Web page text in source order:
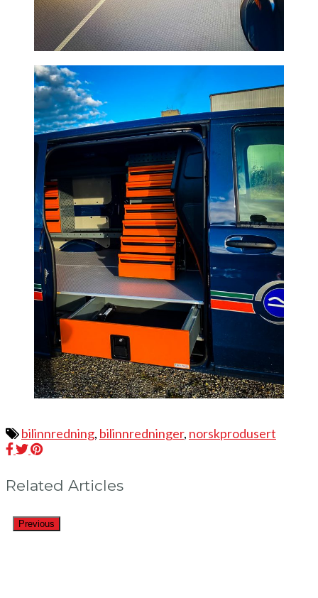
bilinnredning, bilinnredninger, norskprodusert
Related Articles
Previous